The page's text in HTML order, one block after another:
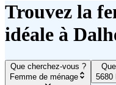
Trouvez la
idéale à
Que cherchez-vous ?
Femme de ménage
5680